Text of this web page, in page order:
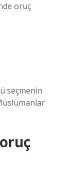
oruç
seçmenin